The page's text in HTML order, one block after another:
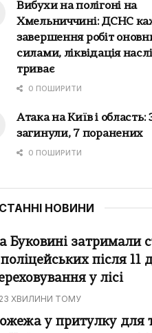
Вибухи на полігоні на
Хмельниччині: ДСНС
завершення робіт
силами, ліквідація
триває
0 ПОШИРИТИ
Атака на Київ і
загинули, 7 поранених
0 ПОШИРИТИ
НОВИНИ
Буковині затримали
після 11
у лісі
ХВИЛИНИ ТОМУ
у притулку для